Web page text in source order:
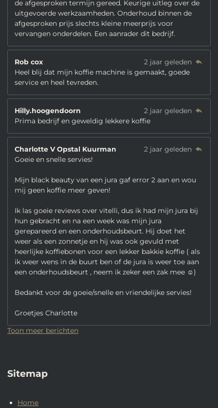
de afgesproken termijn gereed. Keurige uitleg over de
uitgevoerde werkzaamheden. Onderhoud binnen de
afgesproken prijs slechts kleine meerprijs voor
vervangen onderdelen. Een aanrader dit bedrijf.
Rob cox
2 jaar geleden
Heel blij dat mijn koffie machine is gemaakt, goede
service en heel tevreden.
Hilly.hoogendoorn
2 jaar geleden
Prima bedrijf en geweldig lekkere koffie
Charlotte V Opstal Kuurman
2 jaar geleden
Goeie en snelle servies!
Mijn black beauty van een jura gaf error 2 aan en wou
mij geen koffie meer geven!
Ik las goeie reviews over vitelli, dus ik had mijn jura bij
hun gebracht en na een week was mijn jura
gerepareerd en een onderhoudsbeurt. Hij doet het
weer als een zonnetje en hij was ook gevuld met
heerlijke koffiebonen voor een lekker bakkie koffie ( als
ik weer wens in de buurt ben of de jura is weer toe aan
een onderhoudsbeurt , neem ik zeker een zak mee ☺️)
Bedankt voor de goeie/snelle en vriendelijke servies!
Groetjes Charlotte
Toon meer berichten
Sitemap
Home